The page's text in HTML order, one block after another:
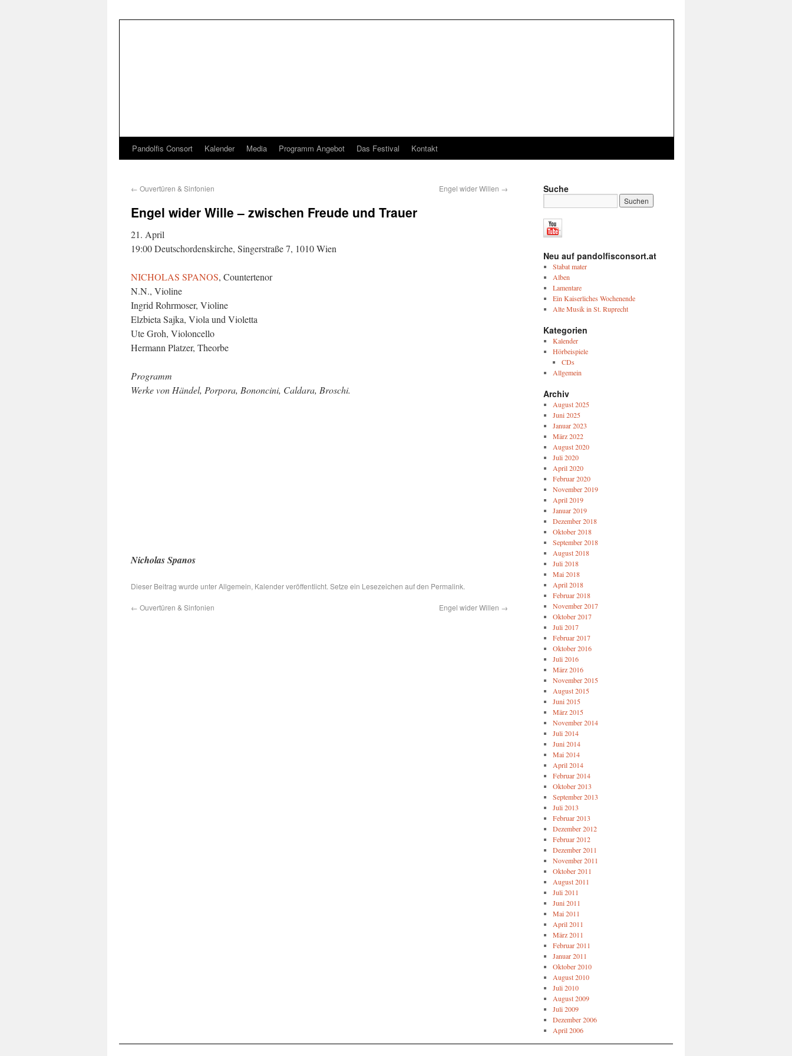
Pandolfis Consort Kalender Media Programm Angebot Das Festival Kontakt
← Ouvertüren & Sinfonien Engel wider Willen →
Engel wider Wille – zwischen Freude und Trauer
21. April
19:00 Deutschordenskirche, Singerstraße 7, 1010 Wien
NICHOLAS SPANOS, Countertenor
N.N., Violine
Ingrid Rohrmoser, Violine
Elzbieta Sajka, Viola und Violetta
Ute Groh, Violoncello
Hermann Platzer, Theorbe
Programm
Werke von Händel, Porpora, Bononcini, Caldara, Broschi.
Nicholas Spanos
Dieser Beitrag wurde unterAllgemein, Kalenderveröffentlicht. Setze ein Lesezeichen auf den Permalink.
← Ouvertüren & Sinfonien Engel wider Willen →
Suche
Neu auf pandolfisconsort.at
Stabat mater
Alben
Lamentare
Ein Kaiserliches Wochenende
Alte Musik in St. Ruprecht
Kategorien
Kalender
Hörbeispiele
CDs
Allgemein
Archiv
August 2025
Juni 2025
Januar 2023
März 2022
August 2020
Juli 2020
April 2020
Februar 2020
November 2019
April 2019
Januar 2019
Dezember 2018
Oktober 2018
September 2018
August 2018
Juli 2018
Mai 2018
April 2018
Februar 2018
November 2017
Oktober 2017
Juli 2017
Februar 2017
Oktober 2016
Juli 2016
März 2016
November 2015
August 2015
Juni 2015
März 2015
November 2014
Juli 2014
Juni 2014
Mai 2014
April 2014
Februar 2014
Oktober 2013
September 2013
Juli 2013
Februar 2013
Dezember 2012
Februar 2012
Dezember 2011
November 2011
Oktober 2011
August 2011
Juli 2011
Juni 2011
Mai 2011
April 2011
März 2011
Februar 2011
Januar 2011
Oktober 2010
August 2010
Juli 2010
August 2009
Juli 2009
Dezember 2006
April 2006